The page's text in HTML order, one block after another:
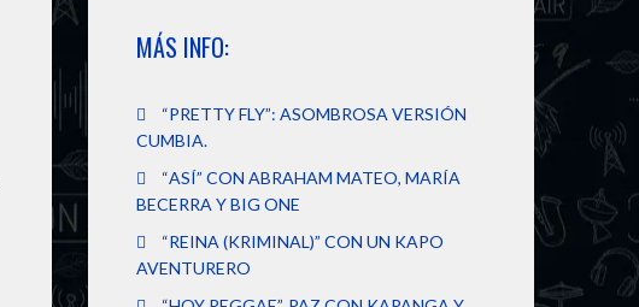
MÁS INFO:
“PRETTY FLY”: ASOMBROSA VERSIÓN
CUMBIA.
“ASÍ” CON ABRAHAM MATEO, MARÍA
BECERRA Y BIG ONE
“REINA (KRIMINAL)” CON UN KAPO
AVENTURERO